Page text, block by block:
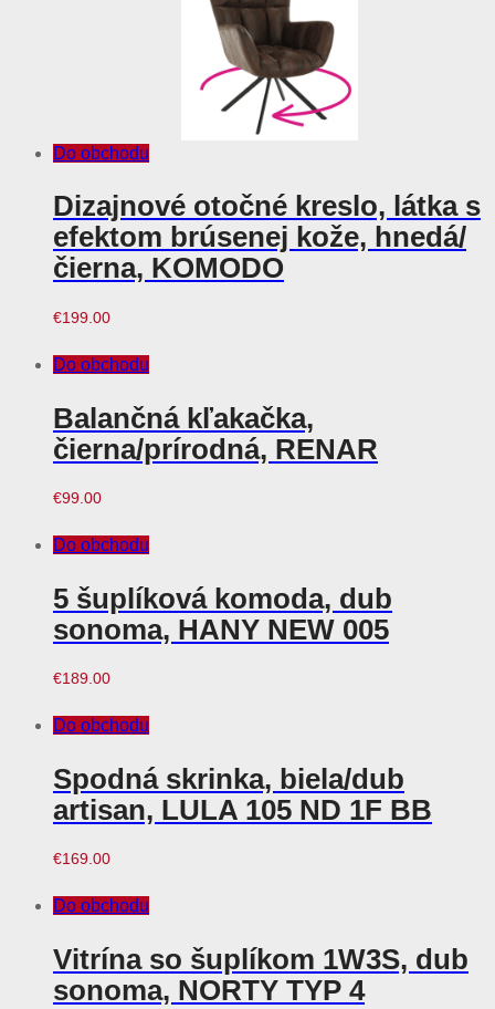
Do obchodu
Dizajnové otočné kreslo, látka s
efektom brúsenej kože, hnedá/
čierna, KOMODO
€199.00
Do obchodu
Balančná kľakačka,
čierna/prírodná, RENAR
€99.00
Do obchodu
5 šuplíková komoda, dub
sonoma, HANY NEW 005
€189.00
Do obchodu
Spodná skrinka, biela/dub
artisan, LULA 105 ND 1F BB
€169.00
Do obchodu
Vitrína so šuplíkom 1W3S, dub
sonoma, NORTY TYP 4